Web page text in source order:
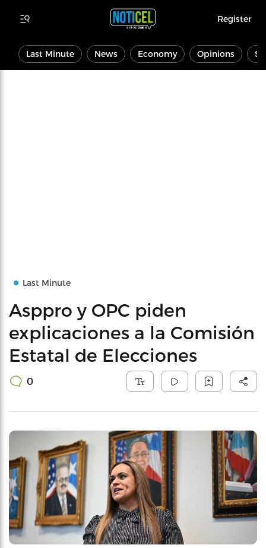
Register
Last Minute News Economy Opinions
Last Minute
Asppro y OPC piden
explicaciones a la Comisión
Estatal de Elecciones
0